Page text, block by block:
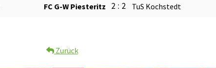
FC G-W Piesteritz 2 : 2 TuS Kochstedt
Zurück